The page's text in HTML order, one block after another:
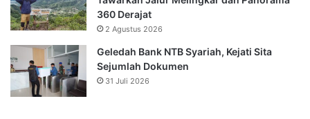
360 Derajat
2 Agustus 2026
Geledah Bank NTB Syariah, Kejati Sita
Sejumlah Dokumen
31 Juli 2026